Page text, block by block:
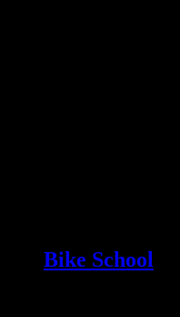
Bike School